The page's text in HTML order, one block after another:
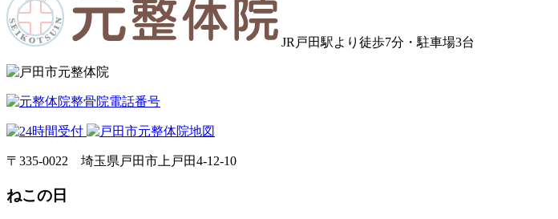
JR戸田駅より徒歩7分・駐車場3台
〒335‐0022 埼玉県戸田市上戸田4-12-10
ねこの日